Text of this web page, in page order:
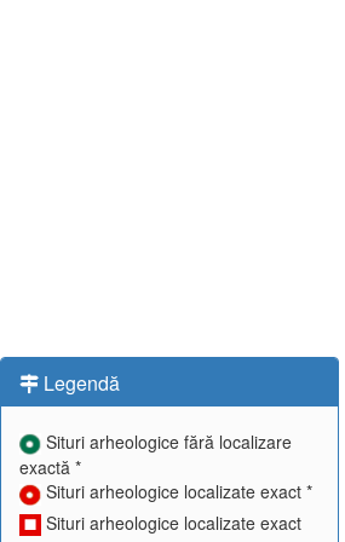
Legendă
Situri arheologice fără localizare
exactă *
Situri arheologice localizate exact *
Situri arheologice localizate exact